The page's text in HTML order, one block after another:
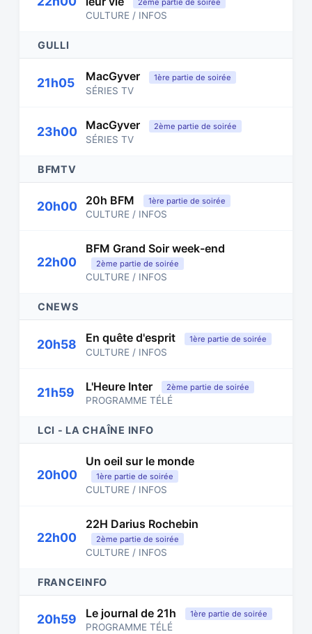
2ème partie de soirée
CULTURE / INFOS
GULLI
21h05 MacGyver 1ère partie de soirée
SÉRIES TV
23h00 MacGyver 2ème partie de soirée
SÉRIES TV
BFMTV
20h00 20h BFM 1ère partie de soirée
CULTURE / INFOS
22h00
BFM Grand Soir week-end
2ème partie de soirée
CULTURE / INFOS
CNEWS
20h58 En quête d'esprit 1ère partie de soirée
CULTURE / INFOS
21h59 L'Heure Inter 2ème partie de soirée
PROGRAMME TÉLÉ
LCI - LA CHAÎNE INFO
20h00
Un oeil sur le monde
1ère partie de soirée
CULTURE / INFOS
22h00
22H Darius Rochebin
2ème partie de soirée
CULTURE / INFOS
FRANCEINFO
20h59 Le journal de 21h 1ère partie de soirée
PROGRAMME TÉLÉ